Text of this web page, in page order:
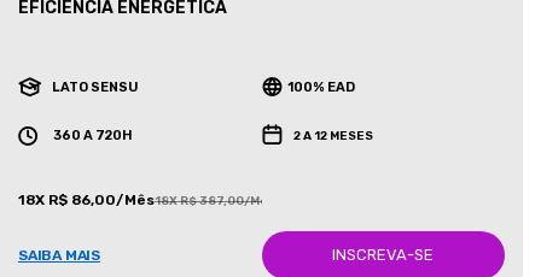
EFICIÊNCIA ENERGÉTICA
LATO SENSU 100% EAD
360 A 720H 2 A 12 MESES
18X R$ 86,00/Mês18X R$ 387,00/Mês
SAIBA MAIS INSCREVA-SE